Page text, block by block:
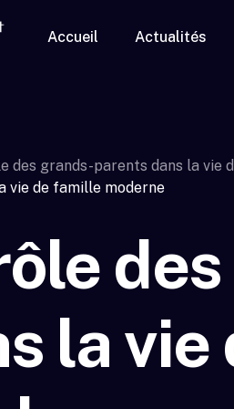
Accueil Actualités
des grands-parents dans la vie
vie de famille moderne
la